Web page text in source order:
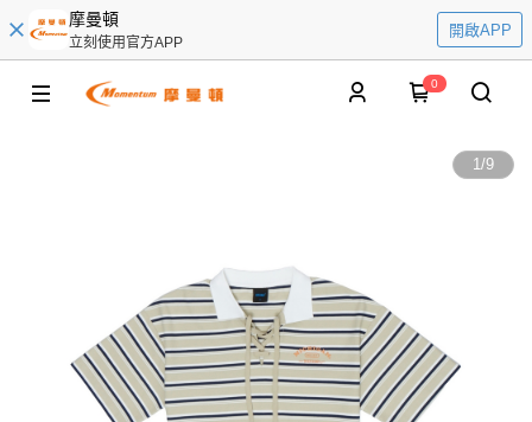
摩曼頓
立刻使用官方APP
開啟APP
0
1/9